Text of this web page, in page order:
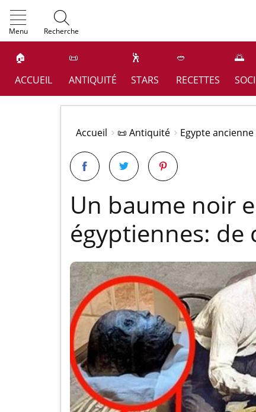
Menu Recherche
🏠
ACCUEIL
📜
ANTIQUITÉ
🕺
STARS
🥙
RECETTES
🌅
Accueil 📜 Antiquité Egypte ancienne
Un baume noir
égyptiennes: de